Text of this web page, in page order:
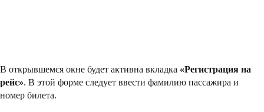
В открывшемся окне будет активна вкладка «Регистрация на
рейс». В этой форме следует ввести фамилию пассажира и
номер билета.